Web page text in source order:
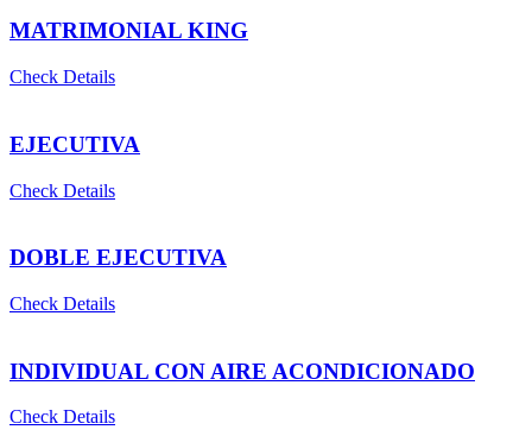
MATRIMONIAL KING
Check Details
EJECUTIVA
Check Details
DOBLE EJECUTIVA
Check Details
INDIVIDUAL CON AIRE ACONDICIONADO
Check Details